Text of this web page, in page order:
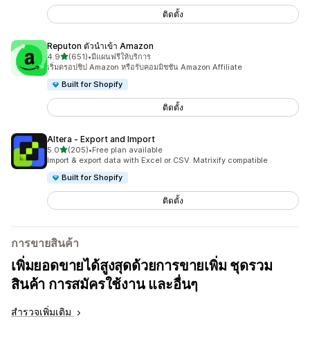
ติดตั้ง
Reputon ตัวนำเข้า Amazon
4.9เต็ม 5 ดาว
(651)
ทั้งหมด 651 รีวิว
•มีแผนฟรีให้บริการ
เริ่มดรอปชิป Amazon หรือรับคอมมิชชัน Amazon Affiliate
Built for Shopify
ติดตั้ง
Altera ‑ Export and Import
5.0เต็ม 5 ดาว
(205)
ทั้งหมด 205 รีวิว
•Free plan available
Import & export data with Excel or CSV. Matrixify compatible
Built for Shopify
ติดตั้ง
การขายสินค้า
เพิ่มยอดขายได้สูงสุดด้วยการขายเพิ่ม ชุดรวม
สินค้า การสมัครใช้งาน และอื่นๆ
สำรวจเพิ่มเติม